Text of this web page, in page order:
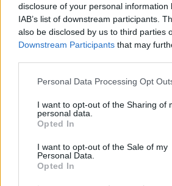
disclosure of your personal information
IAB’s list of downstream participants.
also be disclosed by us to third parties
Downstream Participants that may
Please note that this website/app uses
not limited to your visit or usage
grant or deny consent to Google and
use your data for below specified
consent section.
Personal Data Processing Opt
I want to opt-out of the Sharing of
personal data.
Opted In
I want to opt-out of the Sale of my
Personal Data.
Opted In